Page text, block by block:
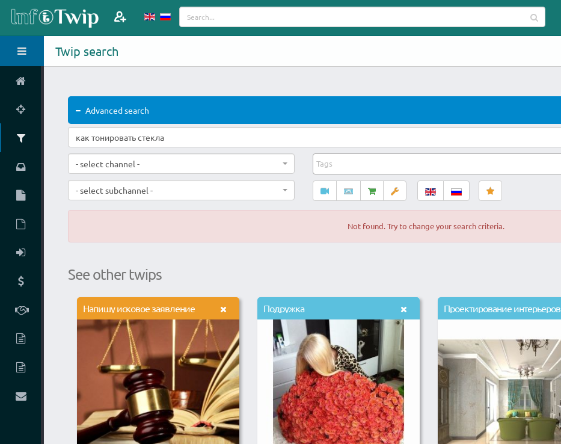
Twip search
Advanced search
- select channel -
- select subchannel -
Not found. Try to change your search criteria.
See other twips
Напишу исковое заявление Подружка Проектирование интерьеров